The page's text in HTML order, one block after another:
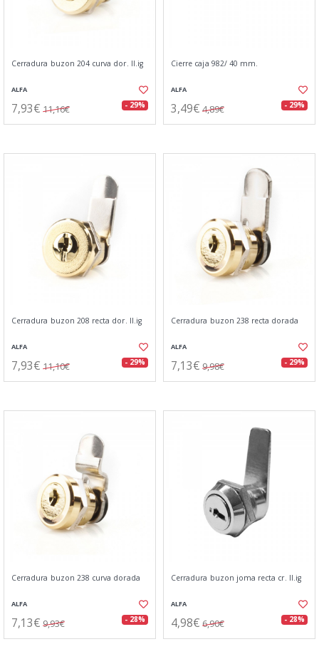
Cerradura buzon 204 curva dor. ll.ig
ALFA
7,93€ 11,16€ - 29%
Cierre caja 982/ 40 mm.
ALFA
3,49€ 4,89€ - 29%
Cerradura buzon 208 recta dor. ll.ig
ALFA
7,93€ 11,10€ - 29%
Cerradura buzon 238 recta dorada
ALFA
7,13€ 9,98€ - 29%
Cerradura buzon 238 curva dorada
ALFA
7,13€ 9,93€ - 28%
Cerradura buzon joma recta cr. ll.ig
ALFA
4,98€ 6,90€ - 28%